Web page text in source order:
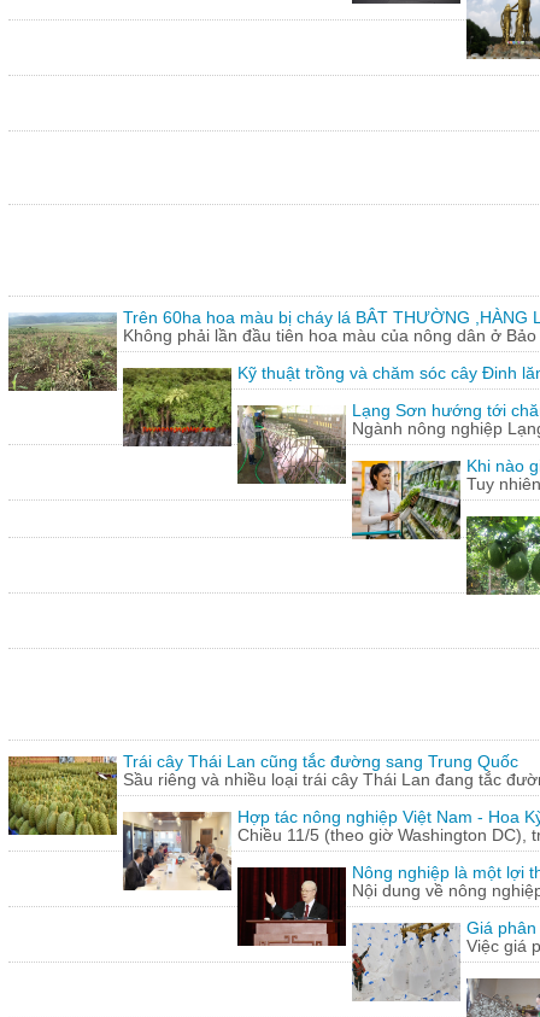
Trên 60ha hoa màu bị cháy lá BÂT THƯỜNG
Không phải lần đầu tiên hoa màu của nông dân ở
Kỹ thuật trồng và chăm sóc cây Đinh
Lạng Sơn hướng tới
Ngành nông nghiệp
Khi nào
Tuy
Trái cây Thái Lan cũng tắc đường sang Trung Quốc
Sầu riêng và nhiều loại trái cây Thái Lan đang tắc
Hợp tác nông nghiệp Việt Nam - Hoa
Chiều 11/5 (theo giờ Washington DC),
Nông nghiệp là một lợi
Nội dung về nông
Giá
Việc giá